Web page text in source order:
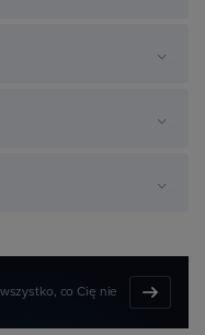
co Cię nie